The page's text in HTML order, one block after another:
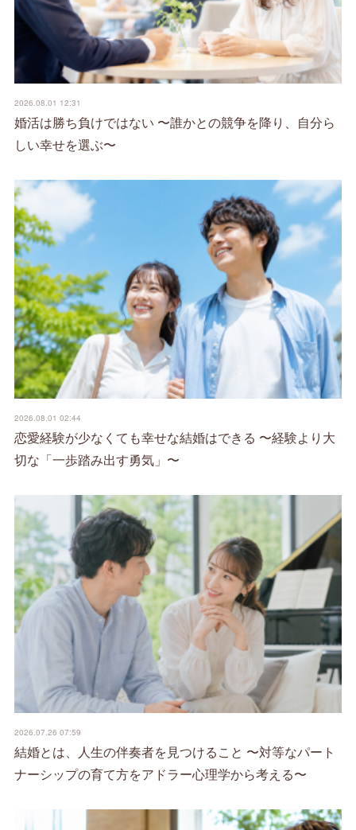
2026.08.01 12:31
婚活は勝ち負けではない 〜誰かとの競争を降り、自分ら
しい幸せを選ぶ〜
2026.08.01 02:44
恋愛経験が少なくても幸せな結婚はできる 〜経験より大
切な「一歩踏み出す勇気」〜
2026.07.26 07:59
結婚とは、人生の伴奏者を見つけること 〜対等なパート
ナーシップの育て方をアドラー心理学から考える〜